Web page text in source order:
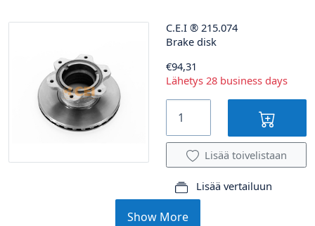
C.E.I ® 215.074
Brake disk
€94,31
Lähetys 28 business days
Lisää toivelistaan
Lisää vertailuun
Show More